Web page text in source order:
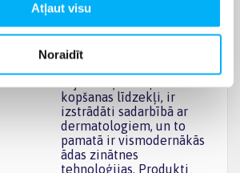
Atļaut visu
Noraidīt
dermokosmētikas zīmols,
kas specializējas jutīgas
un problemātiskas ādas
kopšanā. Eucerin produkti,
kopšanas līdzekļi, ir
izstrādāti sadarbībā ar
dermatologiem, un to
pamatā ir vismodernākās
ādas zinātnes
tehnoloģijas. Produkti